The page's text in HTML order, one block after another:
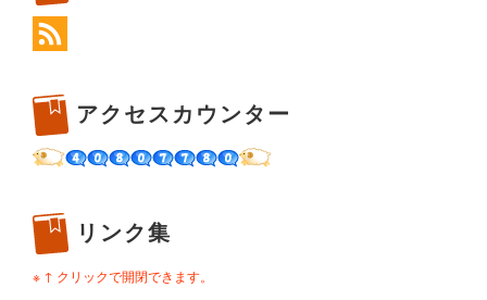
アクセスカウンター
リンク集
※ ↑ クリックで開閉できます。